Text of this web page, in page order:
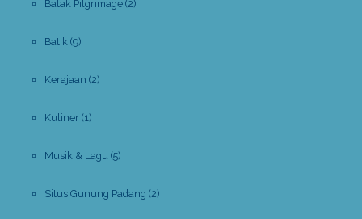
Batak Pilgrimage (2)
Batik (9)
Kerajaan (2)
Kuliner (1)
Musik & Lagu (5)
Situs Gunung Padang (2)